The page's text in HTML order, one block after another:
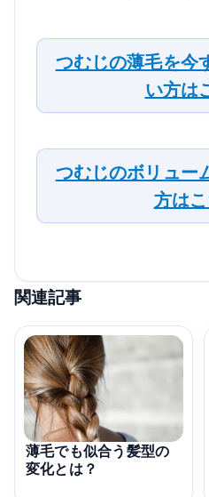
つむじの薄毛を今
い方は
つむじのボリュー
方は
関連記事
薄毛でも似合う髪型の
変化とは？